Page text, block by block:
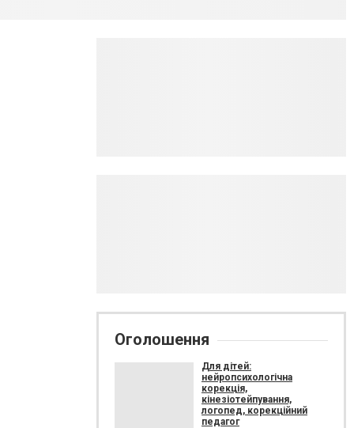
Оголошення
Для дітей:
нейропсихологічна
корекція,
кінезіотейпування,
логопед, корекційний
педагог